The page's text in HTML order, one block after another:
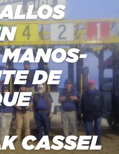
DE
CASSEL